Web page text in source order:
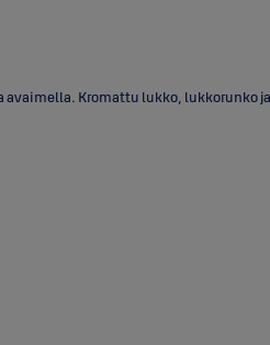
Kromattu lukko, lukkorunko